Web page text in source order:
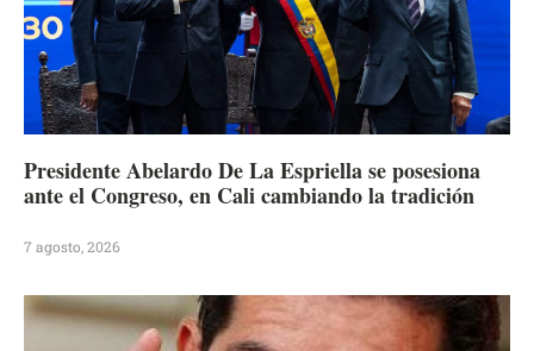
Presidente Abelardo De La Espriella se posesiona
ante el Congreso, en Cali cambiando la tradición
7 agosto, 2026